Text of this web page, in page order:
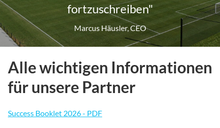
fortzuschreiben"
Marcus Häusler, CEO
Alle wichtigen Informationen
für unsere Partner
Success Booklet 2026 - PDF